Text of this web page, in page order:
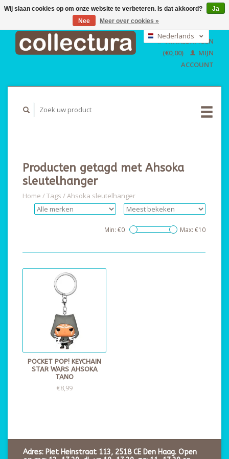
EUR
GBP
USD
Nederlands
English
WINKELWAGEN
(€0,00)
MIJN
ACCOUNT
Producten getagd met Ahsoka
sleutelhanger
Home /Tags /Ahsoka sleutelhanger
Min: €0 Max: €10
POCKET POP! KEYCHAIN
STAR WARS AHSOKA
TANO
€8,99
Adres: Piet Heinstraat 113, 2518 CE Den Haag. Open
Wij slaan cookies op om onze website te verbeteren. Is dat akkoord?
Ja
Nee
Meer over cookies »